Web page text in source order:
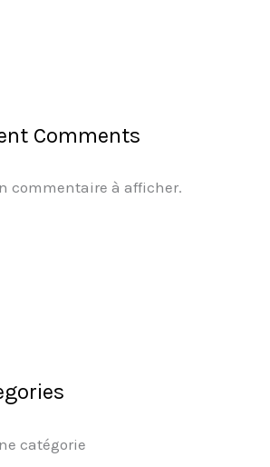
Comments
commentaire à afficher.
catégorie